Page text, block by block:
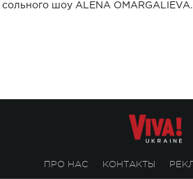
сольного шоу ALENA OMARGALIEVA.
ПРО НАС КОНТАКТЫ